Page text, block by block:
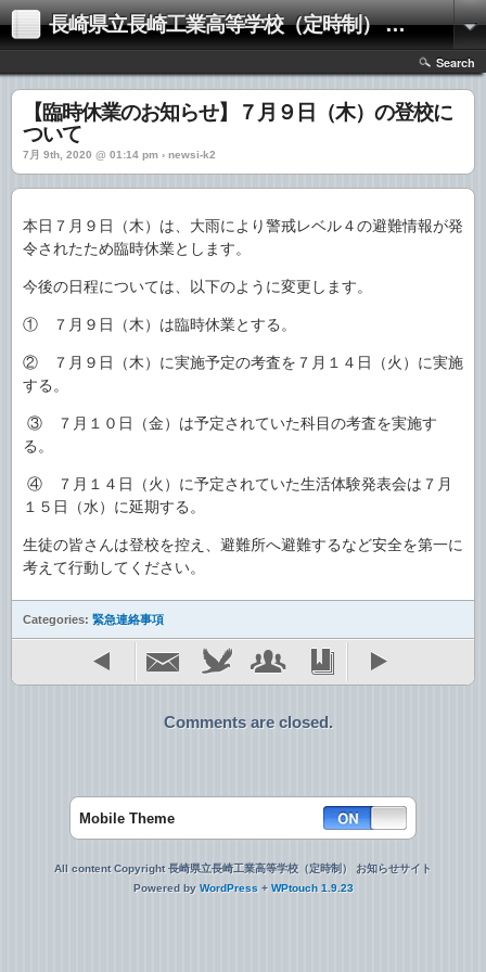
長崎県立長崎工業高等学校（定時制） お知らせサイト
Search
【臨時休業のお知らせ】７月９日（木）の登校に
ついて
7月 9th, 2020 @ 01:14 pm › newsi-k2
本日７月９日（木）は、大雨により警戒レベル４の避難情報が発
令されたため臨時休業とします。
今後の日程については、以下のように変更します。
① ７月９日（木）は臨時休業とする。
② ７月９日（木）に実施予定の考査を７月１４日（火）に実施
する。
③ ７月１０日（金）は予定されていた科目の考査を実施す
る。
④ ７月１４日（火）に予定されていた生活体験発表会は７月
１５日（水）に延期する。
生徒の皆さんは登校を控え、避難所へ避難するなど安全を第一に
考えて行動してください。
Categories: 緊急連絡事項
Comments are closed.
Mobile Theme
All content Copyright 長崎県立長崎工業高等学校（定時制） お知らせサイト
Powered by WordPress + WPtouch 1.9.23